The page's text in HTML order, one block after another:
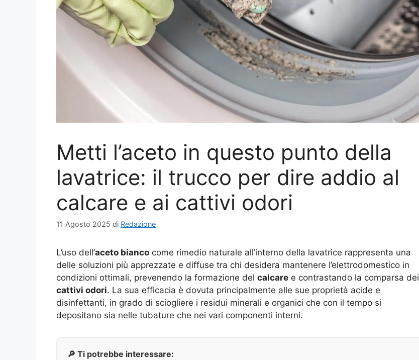
Metti l’aceto in questo punto della
lavatrice: il trucco per dire addio al
calcare e ai cattivi odori
11 Agosto 2025 di Redazione
L’uso dell’aceto bianco come rimedio naturale all’interno della lavatrice rappresenta una
delle soluzioni più apprezzate e diffuse tra chi desidera mantenere l’elettrodomestico in
condizioni ottimali, prevenendo la formazione del calcare e contrastando la comparsa dei
cattivi odori. La sua efficacia è dovuta principalmente alle sue proprietà acide e
disinfettanti, in grado di sciogliere i residui minerali e organici che con il tempo si
depositano sia nelle tubature che nei vari componenti interni.
🔎 Ti potrebbe interessare: